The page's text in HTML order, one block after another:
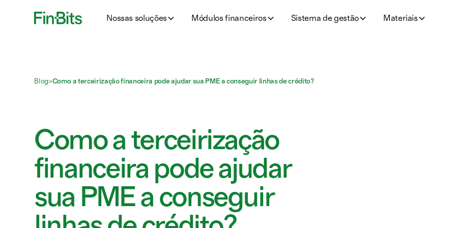
Nossas soluções Módulos financeiros Sistema de gestão Materiais
Blog>Como a terceirização financeira pode ajudar sua PME a conseguir linhas de crédito?
Como a terceirização
financeira pode ajudar
sua PME a conseguir